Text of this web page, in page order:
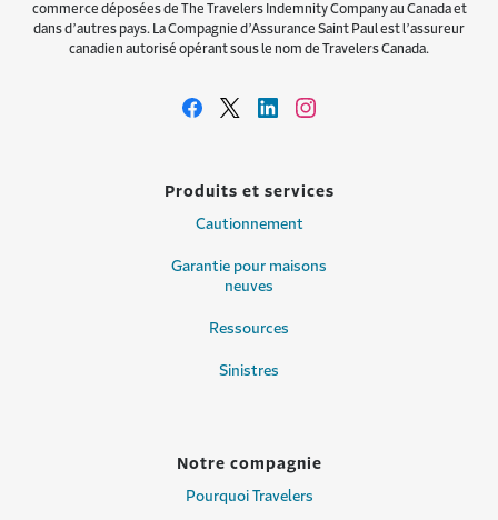
commerce déposées de The Travelers Indemnity Company au Canada et
dans d’autres pays. La Compagnie d’Assurance Saint Paul est l’assureur
canadien autorisé opérant sous le nom de Travelers Canada.
Produits et services
Cautionnement
Garantie pour maisons
neuves
Ressources
Sinistres
Notre compagnie
Pourquoi Travelers